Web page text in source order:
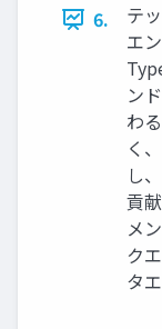
6.
テ
エ
ン
わ
く
し
貢
メ
ク
タ